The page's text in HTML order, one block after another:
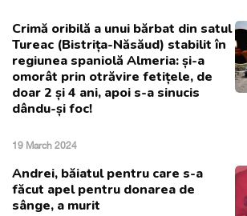
Crimă oribilă a unui bărbat din satul
Tureac (Bistrița-Năsăud) stabilit în
regiunea spaniolă Almeria: și-a
omorât prin otrăvire fetițele, de
doar 2 și 4 ani, apoi s-a sinucis
dându-și foc!
19 March 2024
Andrei, băiatul pentru care s-a
făcut apel pentru donarea de
sânge, a murit